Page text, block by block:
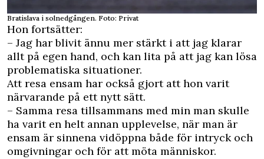
Bratislava i solnedgången. Foto: Privat
Hon fortsätter:
– Jag har blivit ännu mer stärkt i att jag klarar
allt på egen hand, och kan lita på att jag kan lösa
problematiska situationer.
Att resa ensam har också gjort att hon varit
närvarande på ett nytt sätt.
– Samma resa tillsammans med min man skulle
ha varit en helt annan upplevelse, när man är
ensam är sinnena vidöppna både för intryck och
omgivningar och för att möta människor.